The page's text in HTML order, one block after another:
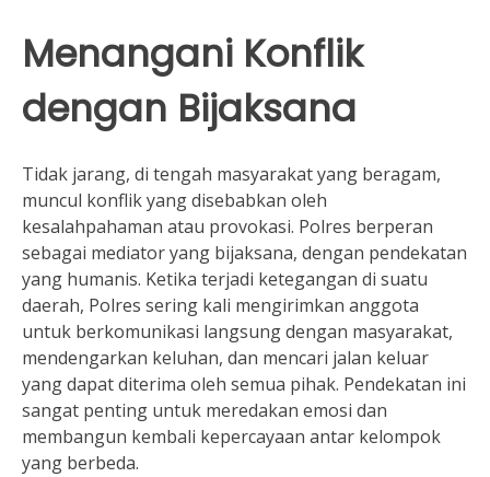
Menangani Konflik
dengan Bijaksana
Tidak jarang, di tengah masyarakat yang beragam,
muncul konflik yang disebabkan oleh
kesalahpahaman atau provokasi. Polres berperan
sebagai mediator yang bijaksana, dengan pendekatan
yang humanis. Ketika terjadi ketegangan di suatu
daerah, Polres sering kali mengirimkan anggota
untuk berkomunikasi langsung dengan masyarakat,
mendengarkan keluhan, dan mencari jalan keluar
yang dapat diterima oleh semua pihak. Pendekatan ini
sangat penting untuk meredakan emosi dan
membangun kembali kepercayaan antar kelompok
yang berbeda.